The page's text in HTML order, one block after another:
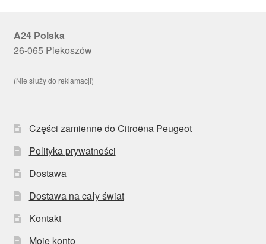
A24 Polska
26-065 Piekoszów
(Nie służy do reklamacji)
Części zamienne do Citroëna Peugeot
Polityka prywatności
Dostawa
Dostawa na cały świat
Kontakt
Moje konto